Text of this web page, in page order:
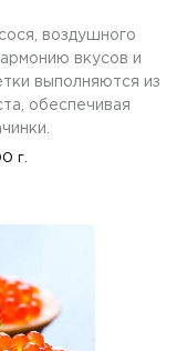
воздушного
вкусов и
выполняются из
обеспечивая
г.